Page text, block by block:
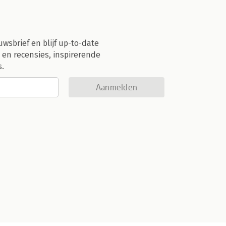
en blijf up-to-date
recensies, inspirerende
Aanmelden